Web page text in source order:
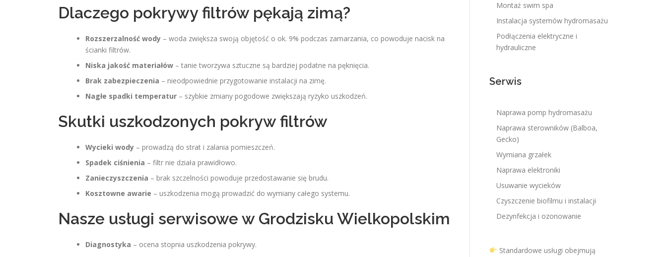
Dlaczego pokrywy filtrów pękają zimą?
Rozszerzalność wody – woda zwiększa swoją objętość o ok. 9% podczas zamarzania, co powoduje nacisk na
ścianki filtrów.
Niska jakość materiałów – tanie tworzywa sztuczne są bardziej podatne na pęknięcia.
Brak zabezpieczenia – nieodpowiednie przygotowanie instalacji na zimę.
Nagłe spadki temperatur – szybkie zmiany pogodowe zwiększają ryzyko uszkodzeń.
Skutki uszkodzonych pokryw filtrów
Wycieki wody – prowadzą do strat i zalania pomieszczeń.
Spadek ciśnienia – filtr nie działa prawidłowo.
Zanieczyszczenia – brak szczelności powoduje przedostawanie się brudu.
Kosztowne awarie – uszkodzenia mogą prowadzić do wymiany całego systemu.
Nasze usługi serwisowe w Grodzisku Wielkopolskim
Diagnostyka – ocena stopnia uszkodzenia pokrywy.
Montaż swim spa
Instalacja systemów hydromasażu
Podłączenia elektryczne i
hydrauliczne
Serwis
Naprawa pomp hydromasażu
Naprawa sterowników (Balboa,
Gecko)
Wymiana grzałek
Naprawa elektroniki
Usuwanie wycieków
Czyszczenie biofilmu i instalacji
Dezynfekcja i ozonowanie
Standardowe usługi obejmują